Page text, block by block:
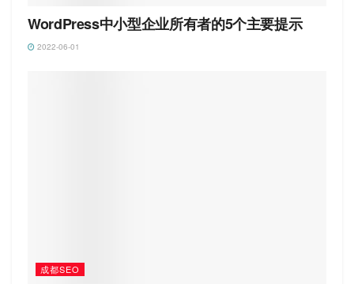
WordPress中小型企业所有者的5个主要提示
2022-06-01
成都SEO